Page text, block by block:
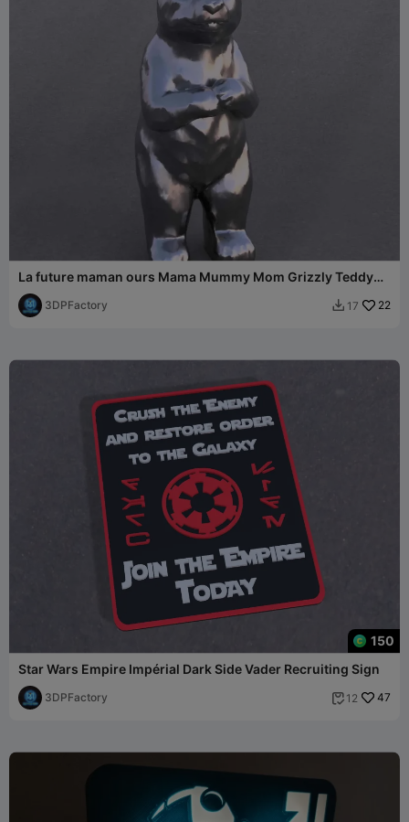
La future maman ours Mama Mummy Mom Grizzly Teddy
Teddy
3DPFactory  17 22
150
Star Wars Empire Impérial Dark Side Vader Recruiting Sign
3DPFactory  12 47